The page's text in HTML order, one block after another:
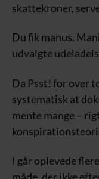
skattekroner,
Du fik manus.
udvalgte
Da Psst! for over
systematisk at
mente mange –
I går oplevede